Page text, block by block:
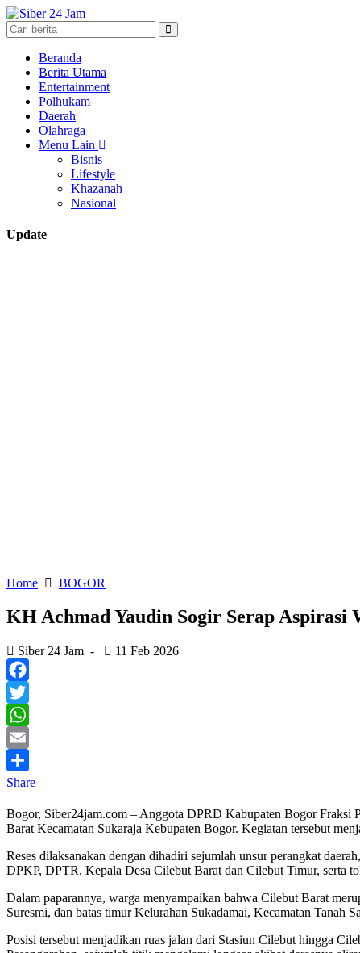
Beranda
Berita Utama
Entertainment
Polhukam
Daerah
Olahraga
Menu Lain
Bisnis
Lifestyle
Khazanah
Nasional
Update
Home
BOGOR
KH Achmad Yaudin Sogir Serap
Siber 24 Jam - 11 Feb 2026
Facebook
Twitter
WhatsApp
Email
Share
Bogor, Siber24jam.com – Anggota DPRD Kabupaten Bogor
Barat Kecamatan Sukaraja Kebupaten Bogor. Kegiatan tersebut
Reses dilaksanakan dengan dihadiri sejumlah unsur perangkat
DPKP, DPTR, Kepala Desa Cilebut Barat dan Cilebut Timur, serta
Dalam paparannya, warga menyampaikan bahwa Cilebut Barat
Suresmi, dan batas timur Kelurahan Sukadamai, Kecamatan Tanah
Posisi tersebut menjadikan ruas jalan dari Stasiun Cilebut hingga